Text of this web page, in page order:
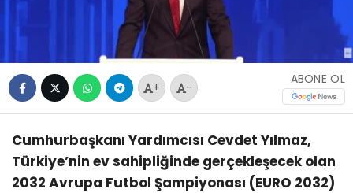
+ -
ABONE OL
Cumhurbaşkanı Yardımcısı Cevdet Yılmaz,
Türkiye’nin ev sahipliğinde gerçekleşecek olan
2032 Avrupa Futbol Şampiyonası (EURO 2032)